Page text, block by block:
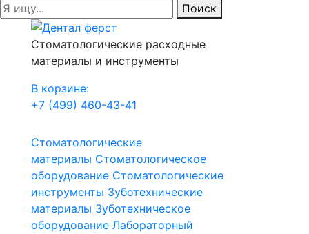
Поиск
Стоматологические расходные
материалы и инструменты
В корзине:
+7 (499) 460-43-41
Стоматологические
материалы Стоматологическое
оборудование Стоматологические
инструменты Зуботехнические
материалы Зуботехническое
оборудование Лабораторный